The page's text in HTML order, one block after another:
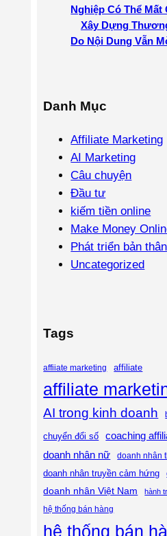
Nghiệp Có Thể Mất
Xây Dựng
Do Nội Dung Vẫn
Danh Mục
Affiliate Marketing
AI Marketing
Câu chuyện
Đầu tư
kiếm tiền online
Make Money
Phát triển bản thân
Uncategorized
Tags
affiiate marketing affiliate
affiliate
AI trong kinh doanh
chuyển đổi số coaching
doanh nhân nữ doanh nhân
doanh nhân truyền cảm hứng
doanh nhân Việt Nam
hành
hệ thống bán hàng
hệ thống bán